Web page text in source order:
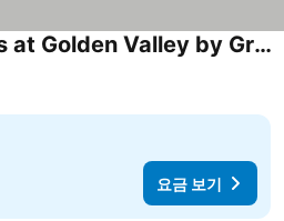
Prestige Residences at Golden Valley by Grand United Hospitality
요금 보기